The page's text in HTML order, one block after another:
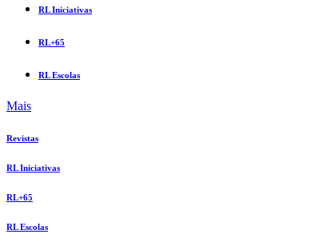
RL Iniciativas
RL+65
RL Escolas
Mais
Revistas
RL Iniciativas
RL+65
RL Escolas